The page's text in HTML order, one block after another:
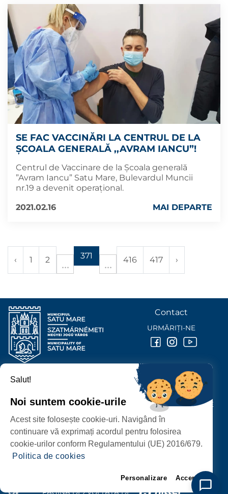
SE FAC VACCINĂRI LA CENTRUL DE LA
ȘCOALA GENERALĂ ,,AVRAM IANCU”!
Centrul de Vaccinare de la Școala generală
”Avram Iancu” Satu Mare, Bulevardul Muncii
nr.19 a devenit operațional.
2021.02.16
MAI DEPARTE
‹ 1 2 371 416 417 ›
PROTECȚIA DATELOR PERSONALE
PAGINĂ DEZVOLTATĂ DE
PRIMĂRIA MUNICIPIULUI
P-ȚA 25 OCTOMBRIE, NR. 1 CORP M, 440026 SATU MARE
Contact
URMĂRIȚI-NE
Salut!
Noi suntem cookie-urile
Acest site folosește cookie-uri. Navigând în
continuare vă exprimați acordul pentru folosirea
cookie-urilor conform Regulamentului (UE) 2016/679.
Politica de cookies
Personalizare Accept